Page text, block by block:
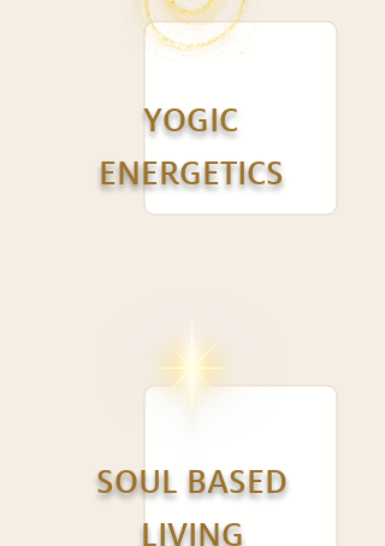
YOGIC
ENERGETICS
SOUL BASED
LIVING